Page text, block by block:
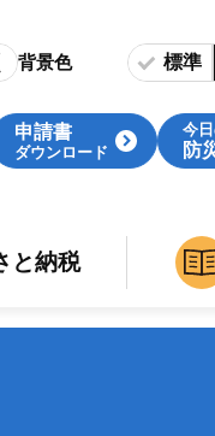
背景色 標準
申請書
ダウンロード
今
防
と納税